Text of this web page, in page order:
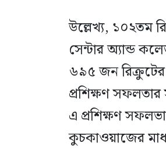
উল্লেখ্য, ১০২তম
সেন্টার অ্যান্ড
৬৯৫ জন
প্রশিক্ষণ সফলতার
এ প্রশিক্ষণ
কুচকাওয়াজের